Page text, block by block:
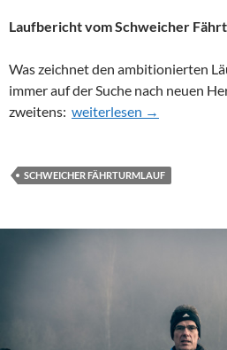
Laufbericht vom Schweicher
Was zeichnet den ambitionierten
immer auf der Suche nach neuen
zweitens: Von alten Brillen und
weiterlesen →
SCHWEICHER FÄHRTURMLAUF